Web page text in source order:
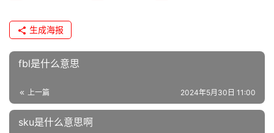
生成海报
fbl是什么意思
上一篇 2024年5月30日 11:00
sku是什么意思啊